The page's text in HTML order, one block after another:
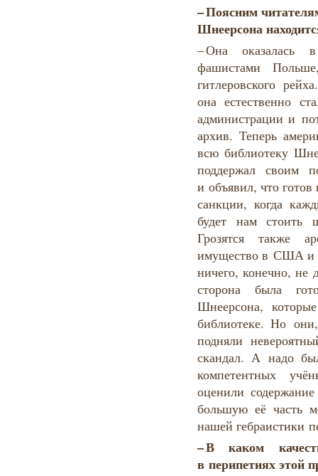
–Поясним
Шнеерсона
– Она оказалась
фашистами
гитлеровского
она естественно
администрации и
архив. Теперь
всю библиотеку
поддержал своим
и объявил, что
санкции, когда
будет нам стоить
Грозятся также
имущество в США и
ничего, конечно, не
сторона была
Шнеерсона,
библиотеке. Но
подняли
скандал. А надо
компетентных
оценили
большую её часть
нашей гебраистики
–В каком
в перипетиях этой